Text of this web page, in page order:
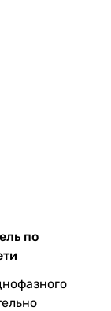
по